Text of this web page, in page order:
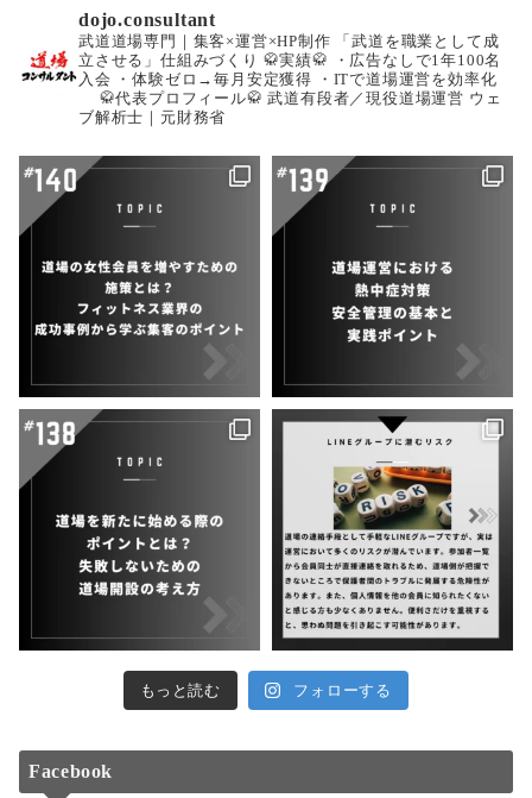
dojo.consultant
武道道場専門｜集客×運営×HP制作 「武道を職業として成
立させる」仕組みづくり 🥋実績🥋
・広告なしで1年100名
入会
・体験ゼロ→毎月安定獲得 ・ITで道場運営を効率化
🥋代表プロフィール🥋 武道有段者／現役道場運営 ウェ
ブ解析士｜元財務省
もっと読む フォローする
Facebook